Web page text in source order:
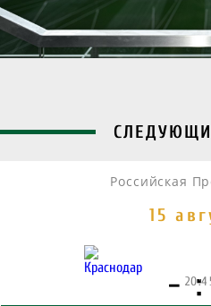
Российская
15
- :